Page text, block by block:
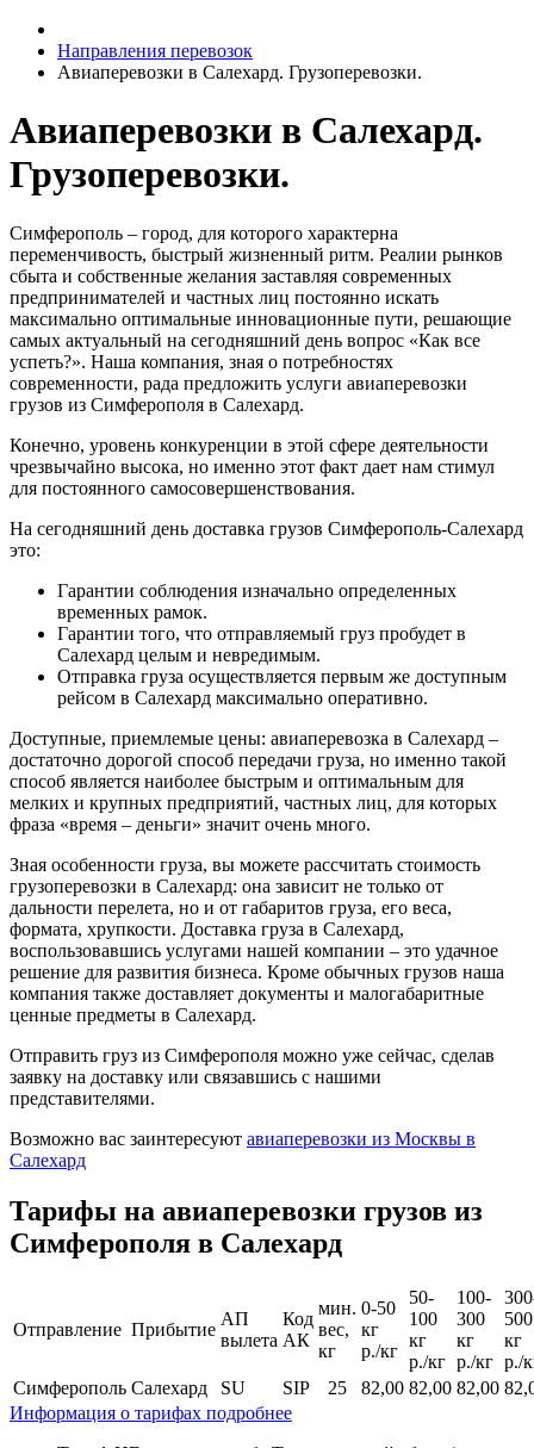
Направления перевозок
Авиаперевозки в Салехард. Грузоперевозки.
Авиаперевозки в Салехард.
Грузоперевозки.
Симферополь – город, для которого характерна
переменчивость, быстрый жизненный ритм. Реалии рынков
сбыта и собственные желания заставляя современных
предпринимателей и частных лиц постоянно искать
максимально оптимальные инновационные пути, решающие
самых актуальный на сегодняшний день вопрос «Как все
успеть?». Наша компания, зная о потребностях
современности, рада предложить услуги авиаперевозки
грузов из Симферополя в Салехард.
Конечно, уровень конкуренции в этой сфере деятельности
чрезвычайно высока, но именно этот факт дает нам стимул
для постоянного самосовершенствования.
На сегодняшний день доставка грузов Симферополь-Салехард
это:
Гарантии соблюдения изначально определенных
временных рамок.
Гарантии того, что отправляемый груз пробудет в
Салехард целым и невредимым.
Отправка груза осуществляется первым же доступным
рейсом в Салехард максимально оперативно.
Доступные, приемлемые цены: авиаперевозка в Салехард –
достаточно дорогой способ передачи груза, но именно такой
способ является наиболее быстрым и оптимальным для
мелких и крупных предприятий, частных лиц, для которых
фраза «время – деньги» значит очень много.
Зная особенности груза, вы можете рассчитать стоимость
грузоперевозки в Салехард: она зависит не только от
дальности перелета, но и от габаритов груза, его веса,
формата, хрупкости. Доставка груза в Салехард,
воспользовавшись услугами нашей компании – это удачное
решение для развития бизнеса. Кроме обычных грузов наша
компания также доставляет документы и малогабаритные
ценные предметы в Салехард.
Отправить груз из Симферополя можно уже сейчас, сделав
заявку на доставку или связавшись с нашими
представителями.
Возможно вас заинтересуют авиаперевозки из Москвы в
Салехард
Тарифы на авиаперевозки грузов из
Симферополя в Салехард
Отправление Прибытие
АП
вылета
Код
АК
мин.
вес,
кг
0-50
кг
р./кг
50-
100
кг
р./кг
100-
300
кг
р./кг
500
кг
р./
Симферополь Салехард SU SIP 25 82,00 82,00 82,00
Информация о тарифах подробнее